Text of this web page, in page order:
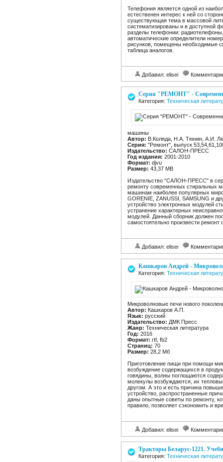
Телефония является одной из
естественен интерес к ней со
существующая тема в массовой
систематизированы и в доступной
разделы телефонии:
автоматические определители
рисунков, помещены необходимые
таблица аналогов.
Добавил: elisei
Серия "РЕМОНТ" -
Категория: Техническая
машины
Автор: В.Коляда, Н.А. Тюнин, А.И.
Серия: "Ремонт", выпуск
Издательство: САЛОН-ПРЕСС
Год издания: 2001-2010
Формат: djvu
Размер: 43,37 MB
Издательство "САЛОН-ПРЕСС" в
ремонту современных стиральных
машинам наиболее популярных
GORENIE, ZANUSSI, SAMSUNG и
устройство электронных модулей
устранение характерных
модулей. Данный сборник должен
самостоятельно произвести
Добавил: elisei
Кашкаров Андрей -
Категория: Техническая
Микроволновые печи нового
Автор: Кашкаров А.П.
Язык: русский
Издательство: ДМК Пресс
Жанр: Техническая литература
Год: 2016
Формат: rtf, fb2
Страниц: 70
Размер: 28,2 Мб
Приготовление пищи при помощи
возбуждение содержащихся в
говядины, волны поглощаются
молекулы возбуждаются, их
другом. А это и есть причина
устройство, распространенные
даны опытные советы по ремонту,
правило, позволяет сэкономить и
Добавил: elisei
Тракторы Беларус-1221.
Категория: Техническая